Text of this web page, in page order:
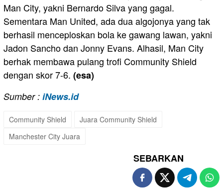
Man City, yakni Bernardo Silva yang gagal.
Sementara Man United, ada dua algojonya yang tak
berhasil menceploskan bola ke gawang lawan, yakni
Jadon Sancho dan Jonny Evans. Alhasil, Man City
berhak membawa pulang trofi Community Shield
dengan skor 7-6. (esa)
Sumber : iNews.id
Community Shield
Juara Community Shield
Manchester City Juara
SEBARKAN